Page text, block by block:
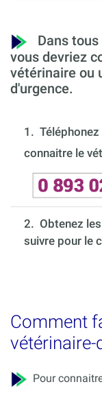
Dans tous
vous devriez
vétérinaire ou
d'urgence.
1.
connaitre le
2. Obtenez
suivre pour le
Comment
vétérinaire-
Pour